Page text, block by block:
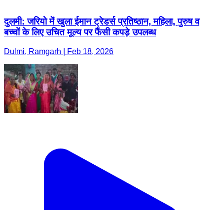
दुलमी: जरियो में खुला ईमान ट्रेडर्स प्रतिष्ठान, महिला, पुरुष व
बच्चों के लिए उचित मूल्य पर फैंसी कपड़े उपलब्ध
Dulmi, Ramgarh | Feb 18, 2026